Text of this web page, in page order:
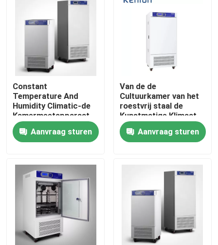
Contacten
Producten
Laboratorium Drogere Oven
Industriële droogoven
Koelincubator
Temperatuur Vochtigheid Kamer
Klimaatkamer
Constant
Temperature And
Humidity Climatic-de
Kamermeetapparaat
van de Kamer250l
Hoog Lage
Temperatuur
Aanvraag sturen
Van de de
Cultuurkamer van het
roestvrij staal de
Kunstmatige Klimaat
van de het
Zaadgerminatie Kamer
van de de
Aanvraag sturen